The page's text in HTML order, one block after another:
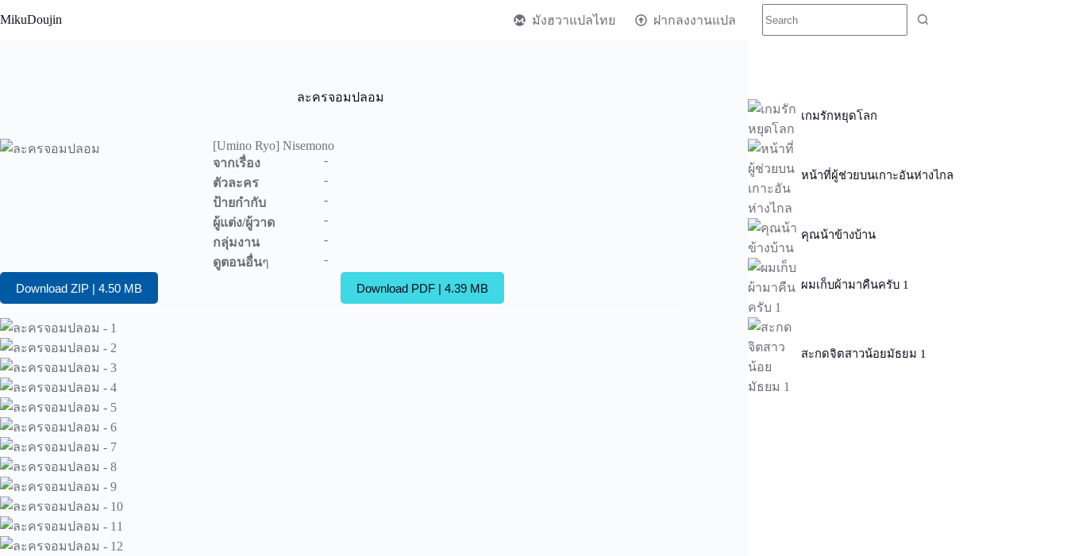
to
MikuDoujin มังฮวาแปลไทย ฝากลงงานแปล
ละครจอมปลอม
[Umino Ryo] Nisemono
จากเรื่อง
-
ตัวละคร
-
ป้ายกำกับ
-
ผู้แต่ง/ผู้วาด
-
กลุ่มงาน
-
ดูตอนอื่นๆ -
Download ZIP | 4.50 MB Download PDF | 4.39 MB
เกมรักหยุดโลก
หน้าที่ผู้ช่วยบนเกาะอันห่างไกล
คุณน้าข้างบ้าน
ผมเก็บผ้ามาคืนครับ 1
สะกดจิตสาวน้อยมัธยม 1